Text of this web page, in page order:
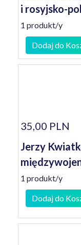
i rosyjsko-
1 produkt/y
Dodaj do
35,00 PLN
Jerzy
1 produkt/y
Dodaj do